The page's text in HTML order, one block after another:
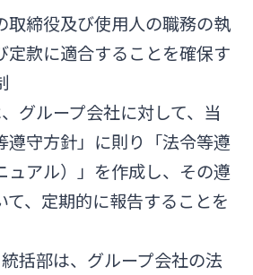
取締役及び使用人の職務の執
定款に適合することを確保す
、グループ会社に対して、当
遵守方針」に則り「法令等遵
ュアル）」を作成し、その遵
て、定期的に報告することを
統括部は、グループ会社の法